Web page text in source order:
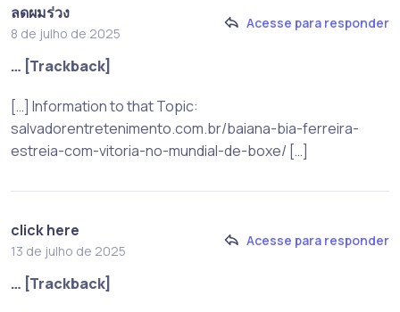
ลดผมร่วง
8 de julho de 2025
Acesse para responder
… [Trackback]
[…] Information to that Topic:
salvadorentretenimento.com.br/baiana-bia-ferreira-
estreia-com-vitoria-no-mundial-de-boxe/ […]
click here
13 de julho de 2025
Acesse para responder
… [Trackback]